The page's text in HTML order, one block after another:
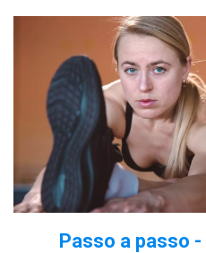
Passo a passo